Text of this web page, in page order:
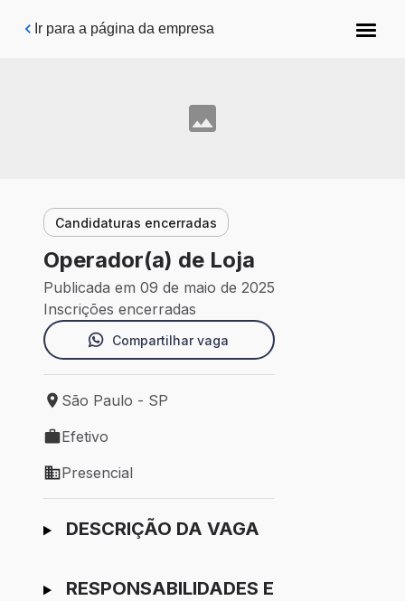
Pular para o conteúdo principal
Ir para a página da empresa
Candidaturas encerradas
Operador(a) de Loja
Publicada em 09 de maio de 2025
Inscrições encerradas
Compartilhar vaga
Local de trabalho: São Paulo - SP
São Paulo - SP
Tipo de vaga: Efetivo
Efetivo
Modelo de trabalho: Presencial
Presencial
Ir para candidatura
DESCRIÇÃO DA VAGA
RESPONSABILIDADES E